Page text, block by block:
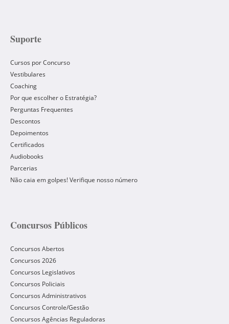
Suporte
Cursos por Concurso
Vestibulares
Coaching
Por que escolher o Estratégia?
Perguntas Frequentes
Descontos
Depoimentos
Certificados
Audiobooks
Parcerias
Não caia em golpes! Verifique nosso número
Concursos Públicos
Concursos Abertos
Concursos 2026
Concursos Legislativos
Concursos Policiais
Concursos Administrativos
Concursos Controle/Gestão
Concursos Agências Reguladoras